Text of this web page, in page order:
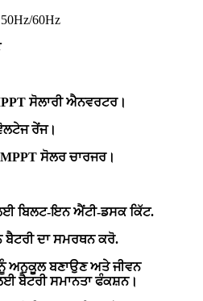
60Hz
ਸੋਲਾਰੀ ਐਨਵਰਟਰ।
ਰੇਂਜ।
ਸੋਲਰ ਚਾਰਜਰ।
ਬਿਲਟ-ਇਨ ਐਂਟੀ-ਡਸਕ ਕਿੱਟ.
ਦਾ ਸਮਰਥਨ ਕਰੋ.
ਅਨੁਕੂਲ ਬਣਾਉਣ ਅਤੇ ਜੀਵਨ
ਬੈਟਰੀ ਸਮਾਨਤਾ ਫੰਕਸ਼ਨ।